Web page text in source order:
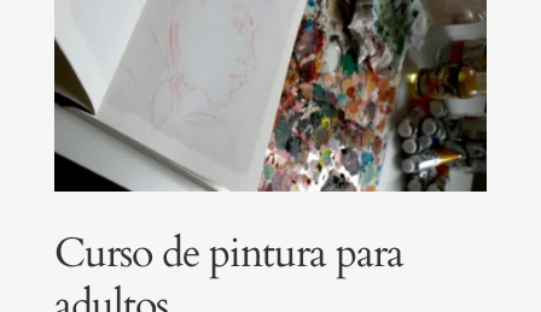
Curso de pintura para